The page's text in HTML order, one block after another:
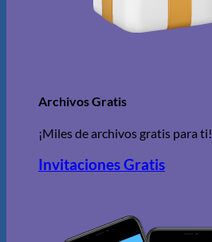
Archivos Gratis
¡Miles de archivos gratis para ti!
Invitaciones Gratis